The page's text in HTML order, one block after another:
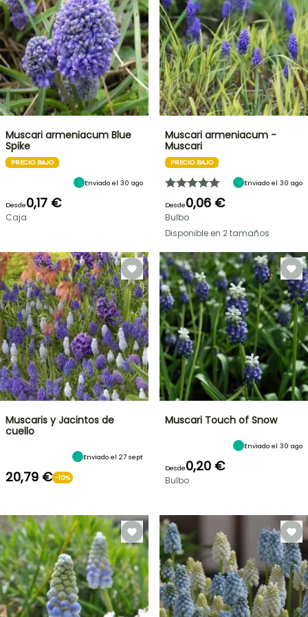
OFERTA
RELÁMPAGO
¡HASTA
UN
30
%
DE
BULBOS
DE
PRIMAVERA
Muscari armeniacum Blue
Spike
PRECIO BAJO
Enviado el 30 ago
Desde0,17 €
Caja
Muscari armeniacum -
Muscari
PRECIO BAJO
Enviado el 30 ago
Desde0,06 €
Bulbo
Disponible en 2 tamaños
Muscaris y Jacintos de
cuello
Enviado el 27 sept
20,79 € -10%
Muscari Touch of Snow
Enviado el 30 ago
Desde0,20 €
Bulbo